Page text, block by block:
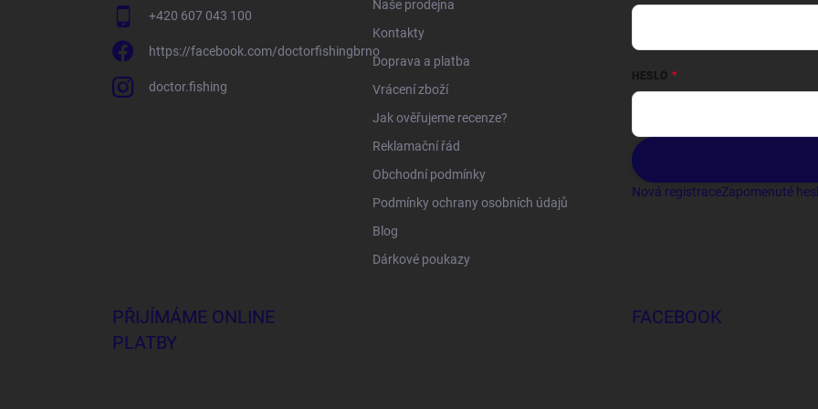
+420 607 043 100
https://facebook.com/doctorfishingbrno
doctor.fishing
Naše prodejna
Kontakty
Doprava a platba
Vrácení zboží
Jak ověřujeme recenze?
Reklamační řád
Obchodní podmínky
Podmínky ochrany osobních údajů
Blog
Dárkové poukazy
HESLO
Nová registraceZapomenuté
PŘIJÍMÁME ONLINE
PLATBY
FACEBOOK